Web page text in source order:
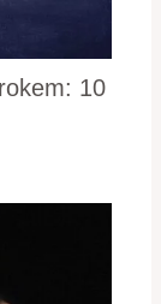
10